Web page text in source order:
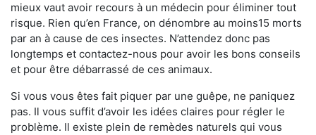
mieux vaut avoir recours à un médecin pour éliminer tout
risque. Rien qu’en France, on dénombre au moins15 morts
par an à cause de ces insectes. N’attendez donc pas
longtemps et contactez-nous pour avoir les bons conseils
et pour être débarrassé de ces animaux.
Si vous vous êtes fait piquer par une guêpe, ne paniquez
pas. Il vous suffit d’avoir les idées claires pour régler le
problème. Il existe plein de remèdes naturels qui vous